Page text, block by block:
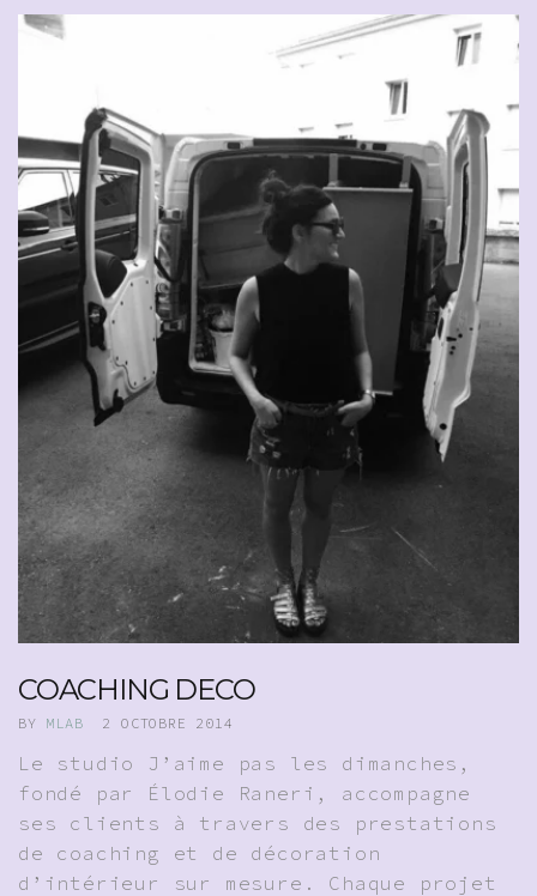
COACHING DECO
BY MLAB 2 OCTOBRE 2014
Le studio J’aime pas les dimanches,
fondé par Élodie Raneri, accompagne
ses clients à travers des prestations
de coaching et de décoration
d’intérieur sur mesure. Chaque projet